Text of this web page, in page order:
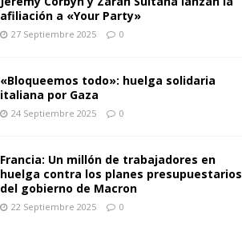
afiliación a «Your Party»
27 Septiembre 2025 0
«Bloqueemos todo»: huelga solidaria
italiana por Gaza
24 Septiembre 2025 0
Francia: Un millón de trabajadores en
huelga contra los planes presupuestarios
del gobierno de Macron
22 Septiembre 2025 0